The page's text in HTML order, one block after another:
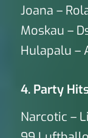
Joana –
Moskau –
Hulapalu –
4. Party
Narcotic –